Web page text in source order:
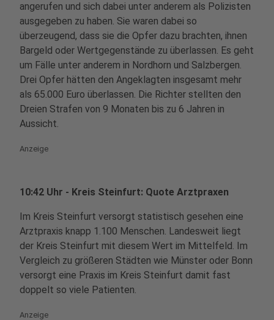
angerufen und sich dabei unter anderem als Polizisten
ausgegeben zu haben. Sie waren dabei so
überzeugend, dass sie die Opfer dazu brachten, ihnen
Bargeld oder Wertgegenstände zu überlassen. Es geht
um Fälle unter anderem in Nordhorn und Salzbergen.
Drei Opfer hätten den Angeklagten insgesamt mehr
als 65.000 Euro überlassen. Die Richter stellten den
Dreien Strafen von 9 Monaten bis zu 6 Jahren in
Aussicht.
Anzeige
10:42 Uhr - Kreis Steinfurt: Quote Arztpraxen
Im Kreis Steinfurt versorgt statistisch gesehen eine
Arztpraxis knapp 1.100 Menschen. Landesweit liegt
der Kreis Steinfurt mit diesem Wert im Mittelfeld. Im
Vergleich zu größeren Städten wie Münster oder Bonn
versorgt eine Praxis im Kreis Steinfurt damit fast
doppelt so viele Patienten.
Anzeige